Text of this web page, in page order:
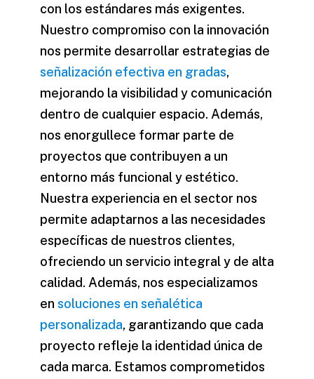
con los estándares más exigentes.
Nuestro compromiso con la innovación
nos permite desarrollar estrategias de
señalización efectiva en gradas,
mejorando la visibilidad y comunicación
dentro de cualquier espacio. Además,
nos enorgullece formar parte de
proyectos que contribuyen a un
entorno más funcional y estético.
Nuestra experiencia en el sector nos
permite adaptarnos a las necesidades
específicas de nuestros clientes,
ofreciendo un servicio integral y de alta
calidad. Además, nos especializamos
en soluciones en señalética
personalizada, garantizando que cada
proyecto refleje la identidad única de
cada marca. Estamos comprometidos